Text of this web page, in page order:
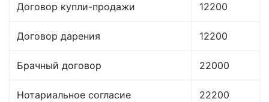
Договор купли-продажи 12200
Договор дарения 12200
Брачный договор 22000
Нотариальное согласие 22200